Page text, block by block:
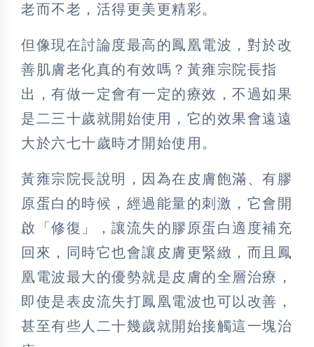
老而不老，活得更美更精彩。
但像現在討論度最高的鳳凰電波，對於改
善肌膚老化真的有效嗎？黃雍宗院長指
出，有做一定會有一定的療效，不過如果
是二三十歲就開始使用，它的效果會遠遠
大於六七十歲時才開始使用。
黃雍宗院長說明，因為在皮膚飽滿、有膠
原蛋白的時候，經過能量的刺激，它會開
啟「修復」，讓流失的膠原蛋白適度補充
回來，同時它也會讓皮膚更緊緻，而且鳳
凰電波最大的優勢就是皮膚的全層治療，
即使是表皮流失打鳳凰電波也可以改善，
甚至有些人二十幾歲就開始接觸這一塊治